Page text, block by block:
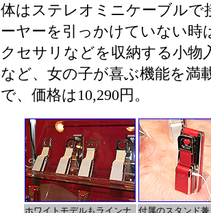
体はステレオミニケーブルで
ーヤーを引っかけていない時
クセサリなどを収納する小物
など、女の子が喜ぶ機能を満
で、価格は10,290円。
ホワイトモデルもラインナ 付属のスタンド